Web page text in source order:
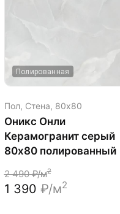
Полированная
Пол, Стена, 80х80
Оникс Онли
Керамогранит серый
80х80 полированный
2 490₽/м2
1 390 ₽/м2